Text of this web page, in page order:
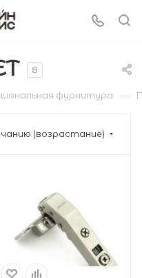
8
фурнитура —
(возрастание)